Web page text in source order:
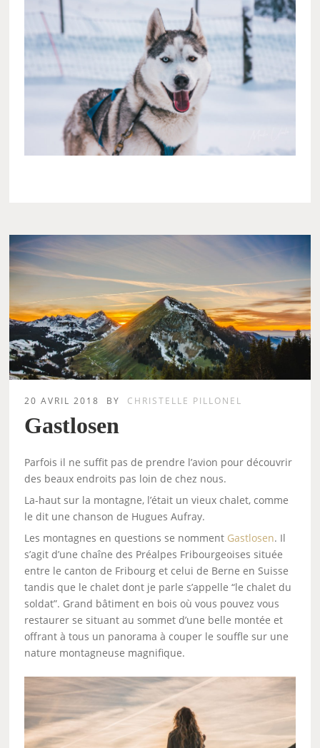
20 AVRIL 2018 BY CHRISTELLE PILLONEL
Gastlosen
Parfois il ne suffit pas de prendre l’avion pour découvrir
des beaux endroits pas loin de chez nous.
La-haut sur la montagne, l’était un vieux chalet, comme
le dit une chanson de Hugues Aufray.
Les montagnes en questions se nomment Gastlosen. Il
s’agit d’une chaîne des Préalpes Fribourgeoises située
entre le canton de Fribourg et celui de Berne en Suisse
tandis que le chalet dont je parle s’appelle “le chalet du
soldat”. Grand bâtiment en bois où vous pouvez vous
restaurer se situant au sommet d’une belle montée et
offrant à tous un panorama à couper le souffle sur une
nature montagneuse magnifique.